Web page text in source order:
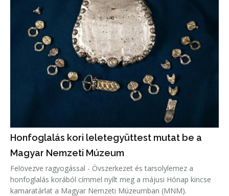
Honfoglalás kori leletegyüttest mutat be a
Magyar Nemzeti Múzeum
Felövezve ragyogással - Övszerkezet és tarsolylemez a
honfoglalás korából címmel nyílt meg a májusi Hónap kincse
kamaratárlat a Magyar Nemzeti Múzeumban (MNM).